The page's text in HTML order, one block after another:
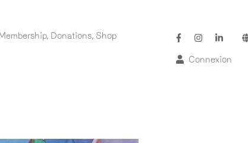
main
Donations, Shop
Connexion